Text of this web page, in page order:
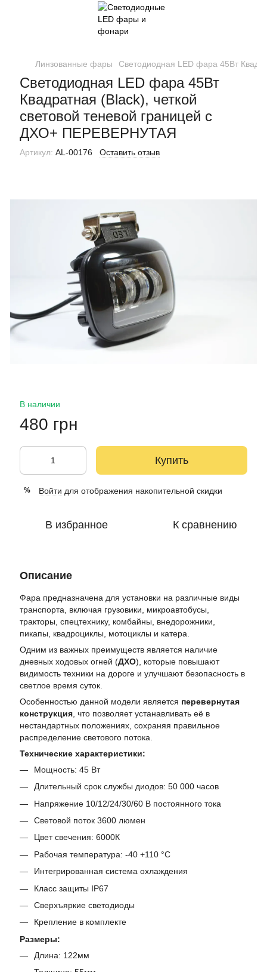
Линзованные фары Светодиодная LED фара 45Вт
Светодиодная LED фара 45Вт
Квадратная (Black), четкой
световой теневой границей с
ДХО+ ПЕРЕВЕРНУТАЯ
Артикул: AL-00176 Оставить отзыв
В наличии
480 грн
Купить
% Войти для отображения накопительной скидки
В избранное К сравнению
Описание
Фара предназначена для установки на различные виды
транспорта, включая грузовики, микроавтобусы,
тракторы, спецтехнику, комбайны, внедорожники,
пикапы, квадроциклы, мотоциклы и катера.
Одним из важных преимуществ является наличие
дневных ходовых огней (ДХО), которые повышают
видимость техники на дороге и улучшают безопасность в
светлое время суток.
Особенностью данной модели является перевернутая
конструкция , что позволяет устанавливать её в
нестандартных положениях, сохраняя правильное
распределение светового потока.
Технические характеристики:
Мощность: 45 Вт
Длительный срок службы диодов: 50 000 часов
Напряжение 10/12/24/30/60 В постоянного тока
Световой поток 3600 люмен
Цвет свечения: 6000К
Рабочая температура: -40 +110 °C
Интегрированная система охлаждения
Класс защиты IP67
Сверхъяркие светодиоды
Крепление в комплекте
Размеры:
Длина: 122мм